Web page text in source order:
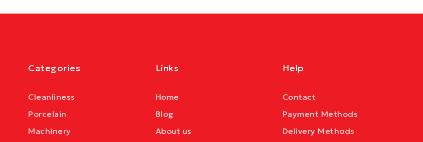
Categories
Cleanliness
Porcelain
Machinery
Links
Home
Blog
About us
Help
Contact
Payment Methods
Delivery Methods